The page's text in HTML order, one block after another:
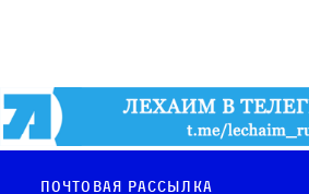
Почтовая рассылка